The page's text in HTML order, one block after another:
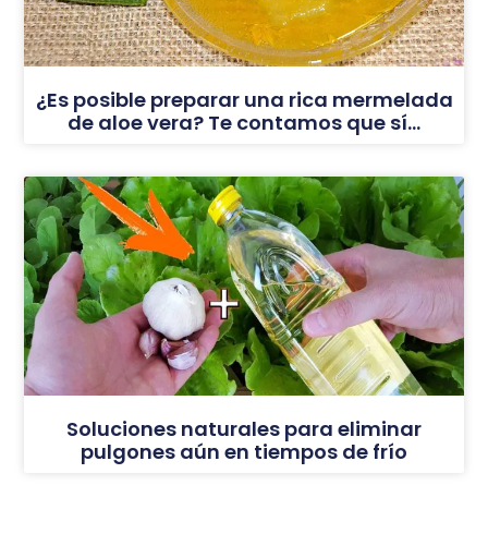
¿Es posible preparar una rica mermelada
de aloe vera? Te contamos que sí…
Soluciones naturales para eliminar
pulgones aún en tiempos de frío